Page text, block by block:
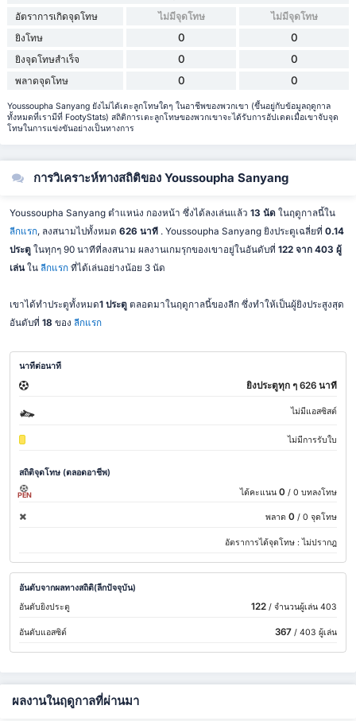
อัตราการเกิดจุดโทษ
ไม่มีจุดโทษ
ไม่มีจุดโทษ
ยิงโทษ
0 0
ยิงจุดโทษสำเร็จ 0 0
พลาดจุดโทษ 0 0
Youssoupha Sanyang ยังไม่ได้เตะลูกโทษใดๆ ในอาชีพของพวกเขา (ขึ้นอยู่กับข้อมูลฤดูกาล
ทั้งหมดที่เรามีที่ FootyStats) สถิติการเตะลูกโทษของพวกเขาจะได้รับการอัปเดตเมื่อเขาจับจุด
โทษในการแข่งขันอย่างเป็นทางการ
การวิเคราะห์ทางสถิติของ Youssoupha Sanyang
Youssoupha Sanyang ตำแหน่ง กองหน้า ซึ่งได้ลงเล่นแล้ว 13 นัดในฤดูกาลนี้ใน
ลีกแรก, ลงสนามไปทั้งหมด 626 นาที . Youssoupha Sanyang ยิงประตูเฉลี่ยที่ 0.14
ประตู ในทุกๆ 90 นาทีที่ลงสนาม ผลงานเกมรุกของเขาอยู่ในอันดับที่ 122 จาก 403 ผู้
เล่นใน ลีกแรกที่ได้เล่นอย่างน้อย 3 นัด
เขาได้ทำประตูทั้งหมด1 ประตู ตลอดมาในฤดูกาลนี้ของลีก ซึ่งทำให้เป็นผู้ยิงประสูงสุด
อันดับที่ 18 ของ ลีกแรก
นาทีต่อนาที
ยิงประตูทุก ๆ 626 นาที
ไม่มีแอสซิสต์
ไม่มีการรับใบ
สถิติจุดโทษ (ตลอดอาชีพ)
PEN ได้คะแนน 0 / 0 บทลงโทษ
พลาด 0 / 0 จุดโทษ
อัตราการได้จุดโทษ :ไม่ปรากฎ
อันดับจากผลทางสถิติ(ลีกปัจจุบัน)
อันดับยิงประตู
122/ จำนวนผู้เล่น 403
อันดับแอสซิต์ 367/ 403 ผู้เล่น
ผลงานในฤดูกาลที่ผ่านมา